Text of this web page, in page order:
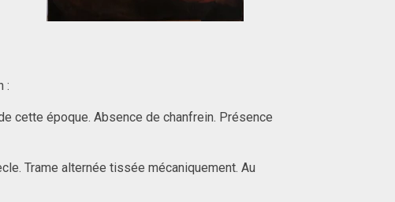
:
cette époque. Absence de chanfrein. Présence
Trame alternée tissée mécaniquement. Au